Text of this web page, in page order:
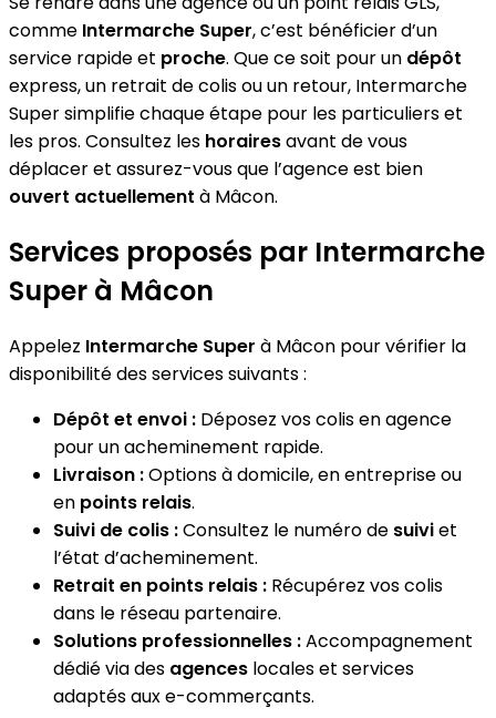
comme Intermarche Super, c’est bénéficier d’un
service rapide et proche. Que ce soit pour un dépôt
express, un retrait de colis ou un retour, Intermarche
Super simplifie chaque étape pour les particuliers et
les pros. Consultez les horairesavant de vous
déplacer et assurez-vous que l’agence est bien
ouvert actuellement à Mâcon.
Services proposés par Intermarche
Super à Mâcon
Appelez Intermarche Super à Mâcon pour vérifier la
disponibilité des services suivants :
Dépôt et envoi : Déposez vos colis en agence
pour un acheminement rapide.
Livraison :Options à domicile, en entreprise ou
en points relais.
Suivi de colis :Consultez le numéro de suiviet
l’état d’acheminement.
Retrait en points relais : Récupérez vos colis
dans le réseau partenaire.
Solutions professionnelles :Accompagnement
dédié via des agences locales et services
adaptés aux e-commerçants.